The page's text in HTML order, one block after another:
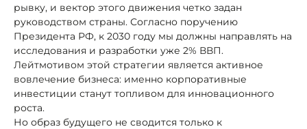
рывку, и вектор этого движения четко задан
руководством страны. Согласно поручению
Президента РФ, к 2030 году мы должны направлять на
исследования и разработки уже 2% ВВП.
Лейтмотивом этой стратегии является активное
вовлечение бизнеса: именно корпоративные
инвестиции станут топливом для инновационного
роста.
Но образ будущего не сводится только к